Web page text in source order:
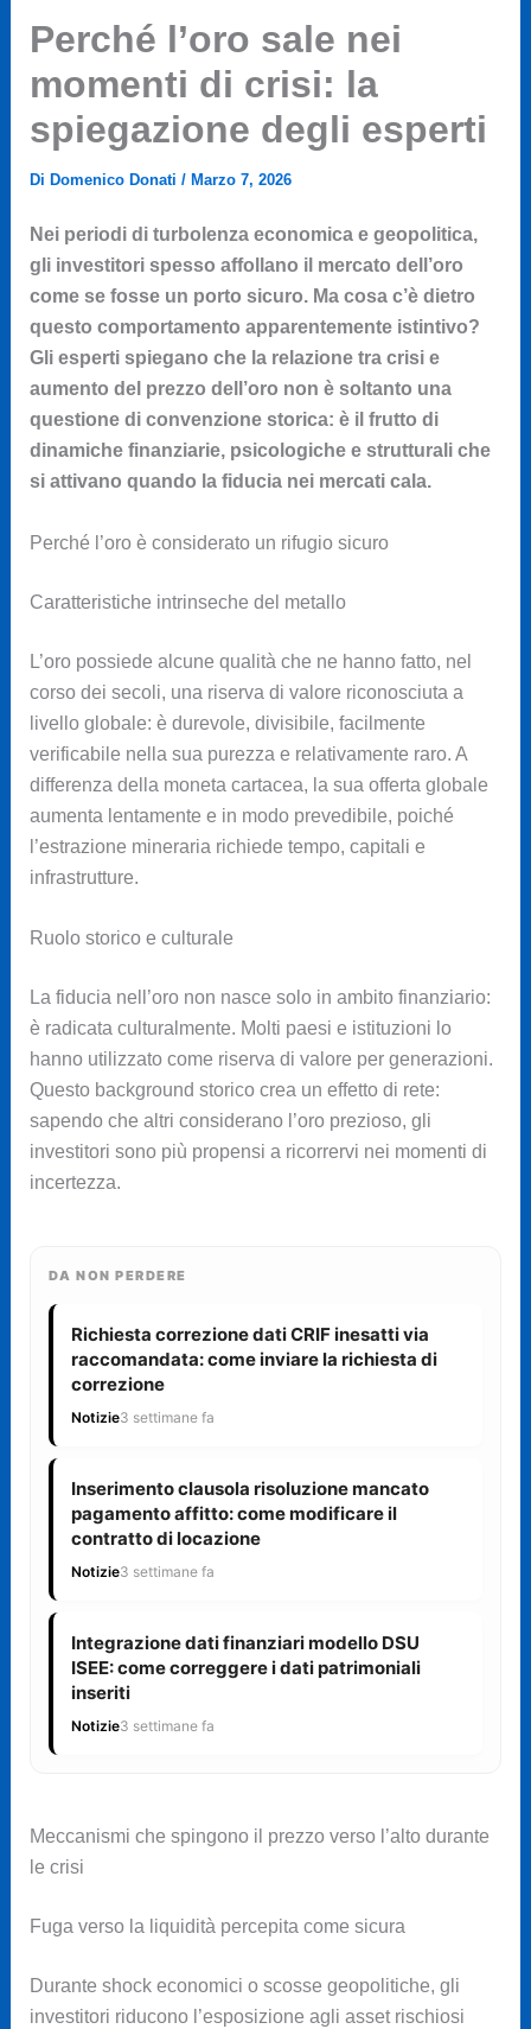
Perché l’oro sale nei
momenti di crisi: la
spiegazione degli esperti
Di Domenico Donati / Marzo 7, 2026
Nei periodi di turbolenza economica e geopolitica,
gli investitori spesso affollano il mercato dell’oro
come se fosse un porto sicuro. Ma cosa c’è dietro
questo comportamento apparentemente istintivo?
Gli esperti spiegano che la relazione tra crisi e
aumento del prezzo dell’oro non è soltanto una
questione di convenzione storica: è il frutto di
dinamiche finanziarie, psicologiche e strutturali che
si attivano quando la fiducia nei mercati cala.
Perché l’oro è considerato un rifugio sicuro
Caratteristiche intrinseche del metallo
L’oro possiede alcune qualità che ne hanno fatto, nel
corso dei secoli, una riserva di valore riconosciuta a
livello globale: è durevole, divisibile, facilmente
verificabile nella sua purezza e relativamente raro. A
differenza della moneta cartacea, la sua offerta globale
aumenta lentamente e in modo prevedibile, poiché
l’estrazione mineraria richiede tempo, capitali e
infrastrutture.
Ruolo storico e culturale
La fiducia nell’oro non nasce solo in ambito finanziario:
è radicata culturalmente. Molti paesi e istituzioni lo
hanno utilizzato come riserva di valore per generazioni.
Questo background storico crea un effetto di rete:
sapendo che altri considerano l’oro prezioso, gli
investitori sono più propensi a ricorrervi nei momenti di
incertezza.
DA NON PERDERE
Richiesta correzione dati CRIF inesatti via
raccomandata: come inviare la richiesta di
correzione
Notizie3 settimane fa
Inserimento clausola risoluzione mancato
pagamento affitto: come modificare il
contratto di locazione
Notizie3 settimane fa
Integrazione dati finanziari modello DSU
ISEE: come correggere i dati patrimoniali
inseriti
Notizie3 settimane fa
Meccanismi che spingono il prezzo verso l’alto durante
le crisi
Fuga verso la liquidità percepita come sicura
Durante shock economici o scosse geopolitiche, gli
investitori riducono l’esposizione agli asset rischiosi